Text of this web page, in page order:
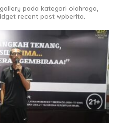
pada kategori olahraga,
recent post wpberita.